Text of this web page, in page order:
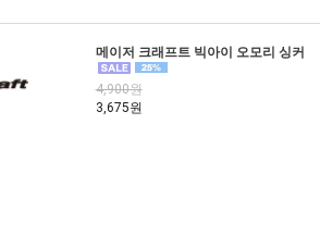
메이저 크래프트 빅아이 오모리 싱커
4,900원
3,675원